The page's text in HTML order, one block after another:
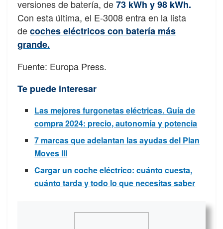
versiones de batería, de73 kWh y 98 kWh.
Con esta última, el E-3008 entra en la lista
decoches eléctricos con batería más
grande.
Fuente: Europa Press.
Te puede interesar
Las mejores furgonetas eléctricas. Guía de
compra 2024: precio, autonomía y potencia
7 marcas que adelantan las ayudas del Plan
Moves III
Cargar un coche eléctrico: cuánto cuesta,
cuánto tarda y todo lo que necesitas saber